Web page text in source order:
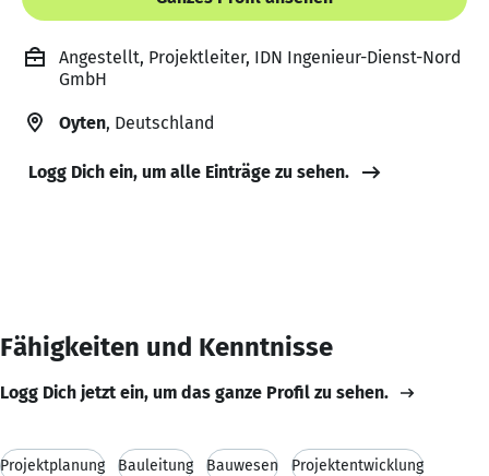
Angestellt, Projektleiter, IDN Ingenieur-Dienst-Nord
GmbH
Oyten, Deutschland
Logg Dich ein, um alle Einträge zu sehen.
Fähigkeiten und Kenntnisse
Logg Dich jetzt ein, um das ganze Profil zu sehen.
Projektplanung Bauleitung Bauwesen Projektentwicklung